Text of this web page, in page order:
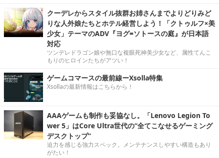
クーデレからスタイル抜群お姉さんまでよりどりみど
りな人外娘たちとホテル経営しよう！「クトゥルフ×美
少女」テーマのADV『ヨグ=ソトースの庭』が日本語
対応
ツンデレドラゴン娘や無口な複眼死神美少女など、属性てんこ
もりのヒロインたちがアツい！
ゲームコマースの最前線ーXsolla特集
Xsollaの最新情報はこちらから！
AAAゲームも制作も妥協なし。「Lenovo Legion To
wer 5」はCore Ultra世代の“全てこなせるゲーミング
デスクトップ”
迫力を感じる強力スペック。メンテナンスしやすい構造もあり
がたい！